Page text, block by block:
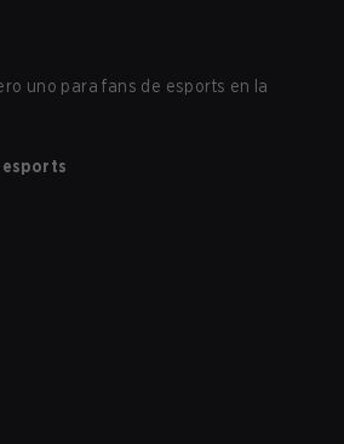
uno para fans de esports en la